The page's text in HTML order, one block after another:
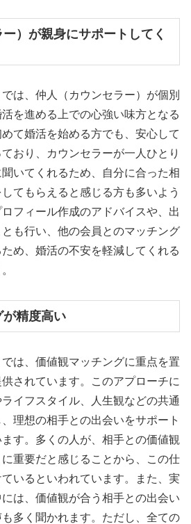
）が親身にサポートしてく
は、仲人（カウンセラー）が個別
を進める上での心強い味方となる
て婚活を始める方でも、安心して
おり、カウンセラーが一人ひとり
いてくれるため、自分に合った相
てもらえると感じる方も多いよう
フィール作成のアドバイスや、出
も行い、他の会員とのマッチング
め、婚活の不安を軽減してくれる
精度高い
は、価値観マッチングに重点を置
されています。このアプローチに
イフスタイル、人生観などの共通
理想の相手との出会いをサポート
す。多くの人が、相手との価値観
重要だと感じることから、この仕
いるといわれています。また、実
は、価値観が合う相手との出会い
多く聞かれます。ただし、全ての